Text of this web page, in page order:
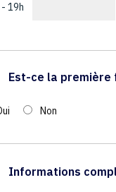
19h
Est-ce la première
Non
Informations